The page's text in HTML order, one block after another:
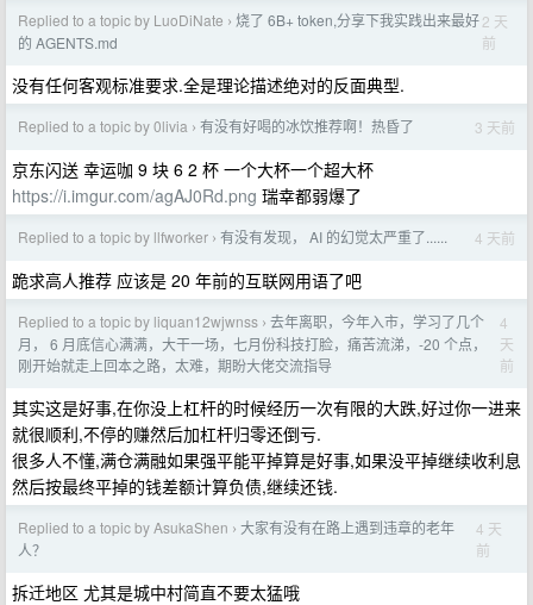
Replied to a topic by LuoDiNate › 烧了 6B+ token,分享下我实践出来最好
的 AGENTS.md
2 天
前
没有任何客观标准要求.全是理论描述绝对的反面典型.
Replied to a topic by 0livia › 有没有好喝的冰饮推荐啊！热昏了 3 天前
京东闪送 幸运咖 9 块 6 2 杯 一个大杯一个超大杯
https://i.imgur.com/agAJ0Rd.png 瑞幸都弱爆了
Replied to a topic by llfworker › 有没有发现， AI 的幻觉太严重了...... 4 天前
跪求高人推荐 应该是 20 年前的互联网用语了吧
Replied to a topic by liquan12wjwnss › 去年离职，今年入市，学习了几个
月， 6 月底信心满满，大干一场，七月份科技打脸，痛苦流涕，-20 个点，
刚开始就走上回本之路，太难，期盼大佬交流指导
4
天
前
其实这是好事,在你没上杠杆的时候经历一次有限的大跌,好过你一进来
就很顺利,不停的赚然后加杠杆归零还倒亏.
很多人不懂,满仓满融如果强平能平掉算是好事,如果没平掉继续收利息
然后按最终平掉的钱差额计算负债,继续还钱.
Replied to a topic by AsukaShen › 大家有没有在路上遇到违章的老年
人？
4 天
前
拆迁地区 尤其是城中村简直不要太猛哦